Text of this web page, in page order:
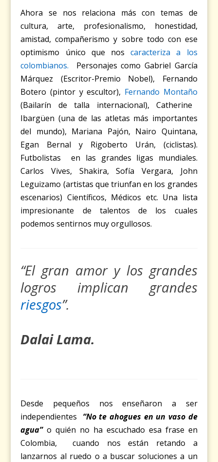
Ahora se nos relaciona más con temas de
cultura, arte, profesionalismo, honestidad,
amistad, compañerismo y sobre todo con ese
optimismo único que noscaracteriza a los
colombianos. Personajes como Gabriel García
Márquez (Escritor-Premio Nobel), Fernando
Botero (pintor y escultor), Fernando Montaño
(Bailarín de talla internacional), Catherine
Ibargüen (una de las atletas más importantes
del mundo), Mariana Pajón, Nairo Quintana,
Egan Bernal y Rigoberto Urán, (ciclistas).
Futbolistas en las grandes ligas mundiales.
Carlos Vives, Shakira, Sofía Vergara, John
Leguizamo (artistas que triunfan en los grandes
escenarios) Científicos, Médicos etc. Una lista
impresionante de talentos de los cuales
podemos sentirnos muy orgullosos.
“El gran amor y los grandes
logros implican grandes
riesgos”.
Dalai Lama.
Desde pequeños nos enseñaron a ser
independientes “No te ahogues en un vaso de
agua”o quién no ha escuchado esa frase en
Colombia, cuando nos están retando a
lanzarnos al ruedo o a buscar soluciones a un